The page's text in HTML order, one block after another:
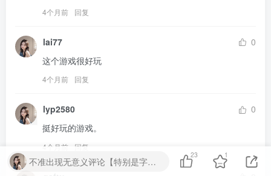
4个月前 回复
lai77
0
这个游戏很好玩
4个月前 回复
lyp2580
0
挺好玩的游戏。
4个月前 回复
不准出现无意义评论【特别是字母数字】严重封号处理
23 1